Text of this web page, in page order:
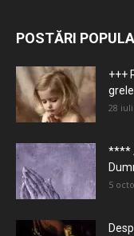
POSTĂRI
+++
28
****
5